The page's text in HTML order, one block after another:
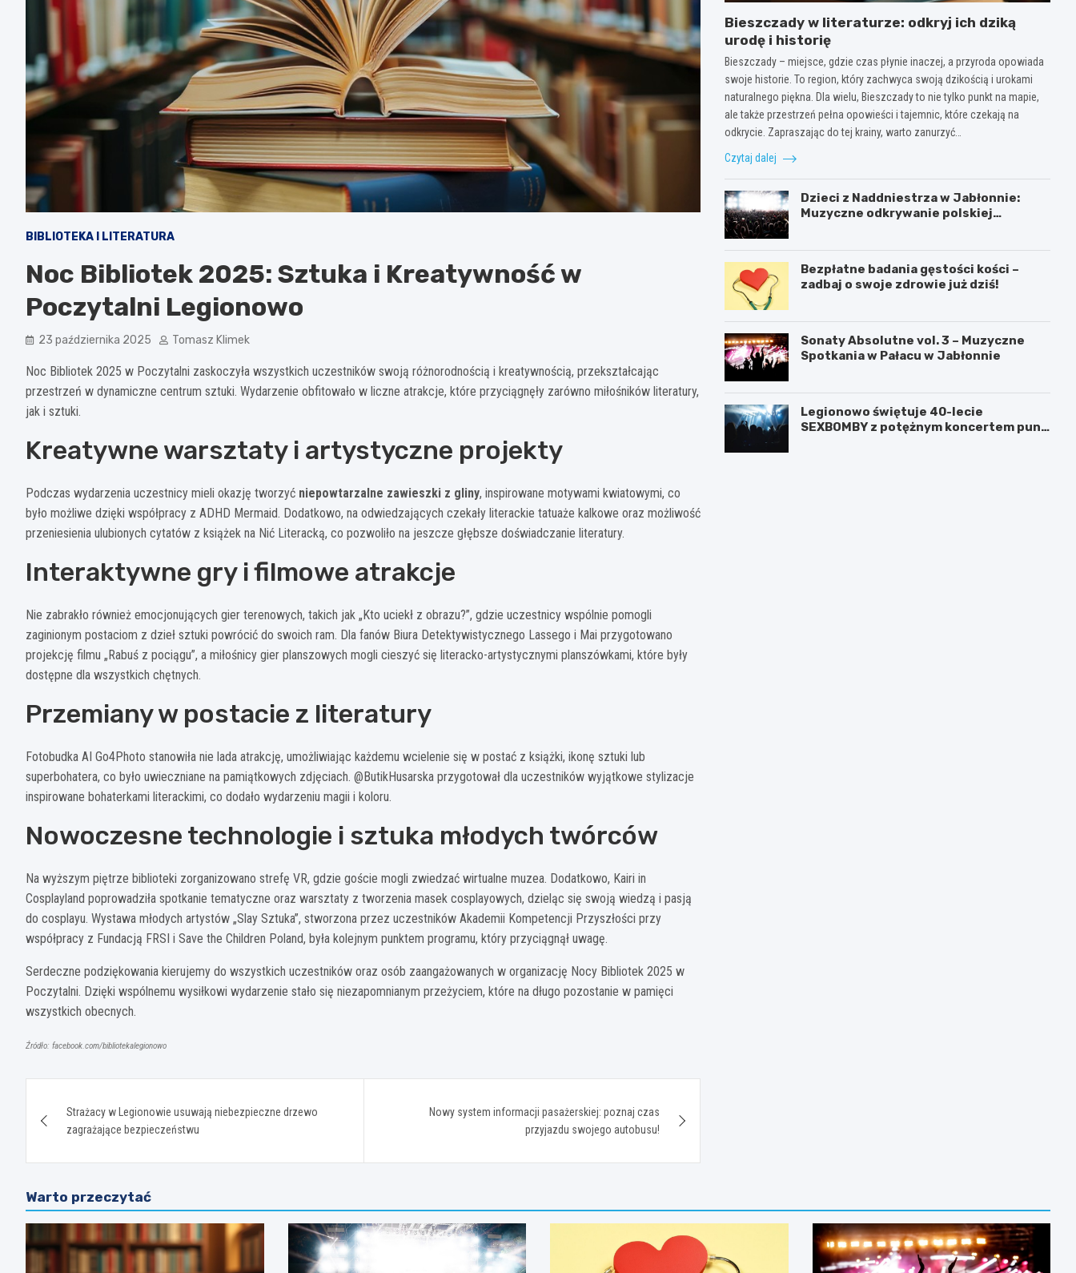
BIBLIOTEKA I LITERATURA
Noc Bibliotek 2025: Sztuka i Kreatywność w
Poczytalni Legionowo
23 października 2025 Tomasz Klimek
Noc Bibliotek 2025 w Poczytalni zaskoczyła wszystkich uczestników swoją różnorodnością i kreatywnością, przekształcając
przestrzeń w dynamiczne centrum sztuki. Wydarzenie obfitowało w liczne atrakcje, które przyciągnęły zarówno miłośników literatury,
jak i sztuki.
Kreatywne warsztaty i artystyczne projekty
Podczas wydarzenia uczestnicy mieli okazję tworzyć niepowtarzalne zawieszki z gliny, inspirowane motywami kwiatowymi, co
było możliwe dzięki współpracy z ADHD Mermaid. Dodatkowo, na odwiedzających czekały literackie tatuaże kalkowe oraz możliwość
przeniesienia ulubionych cytatów z książek na Nić Literacką, co pozwoliło na jeszcze głębsze doświadczanie literatury.
Interaktywne gry i filmowe atrakcje
Nie zabrakło również emocjonujących gier terenowych, takich jak „Kto uciekł z obrazu?”, gdzie uczestnicy wspólnie pomogli
zaginionym postaciom z dzieł sztuki powrócić do swoich ram. Dla fanów Biura Detektywistycznego Lassego i Mai przygotowano
projekcję filmu „Rabuś z pociągu”, a miłośnicy gier planszowych mogli cieszyć się literacko-artystycznymi planszówkami, które były
dostępne dla wszystkich chętnych.
Przemiany w postacie z literatury
Fotobudka AI Go4Photo stanowiła nie lada atrakcję, umożliwiając każdemu wcielenie się w postać z książki, ikonę sztuki lub
superbohatera, co było uwieczniane na pamiątkowych zdjęciach. @ButikHusarska przygotował dla uczestników wyjątkowe stylizacje
inspirowane bohaterkami literackimi, co dodało wydarzeniu magii i koloru.
Nowoczesne technologie i sztuka młodych twórców
Na wyższym piętrze biblioteki zorganizowano strefę VR, gdzie goście mogli zwiedzać wirtualne muzea. Dodatkowo, Kairi in
Cosplayland poprowadziła spotkanie tematyczne oraz warsztaty z tworzenia masek cosplayowych, dzieląc się swoją wiedzą i pasją
do cosplayu. Wystawa młodych artystów „Slay Sztuka”, stworzona przez uczestników Akademii Kompetencji Przyszłości przy
współpracy z Fundacją FRSI i Save the Children Poland, była kolejnym punktem programu, który przyciągnął uwagę.
Serdeczne podziękowania kierujemy do wszystkich uczestników oraz osób zaangażowanych w organizację Nocy Bibliotek 2025 w
Poczytalni. Dzięki wspólnemu wysiłkowi wydarzenie stało się niezapomnianym przeżyciem, które na długo pozostanie w pamięci
wszystkich obecnych.
Źródło: facebook.com/bibliotekalegionowo
wpisu
Strażacy w Legionowie usuwają niebezpieczne drzewo
zagrażające bezpieczeństwu
Nowy system informacji pasażerskiej: poznaj czas
przyjazdu swojego autobusu!
Bieszczady w literaturze: odkryj ich dziką
urodę i historię
Bieszczady – miejsce, gdzie czas płynie inaczej, a przyroda opowiada
swoje historie. To region, który zachwyca swoją dzikością i urokami
naturalnego piękna. Dla wielu, Bieszczady to nie tylko punkt na mapie,
ale także przestrzeń pełna opowieści i tajemnic, które czekają na
odkrycie. Zapraszając do tej krainy, warto zanurzyć…
Czytaj dalej
Dzieci z Naddniestrza w Jabłonnie:
Muzyczne odkrywanie polskiej
Bezpłatne badania gęstości kości –
zadbaj o swoje zdrowie już dziś!
Sonaty Absolutne vol. 3 – Muzyczne
Spotkania w Pałacu w Jabłonnie
Legionowo świętuje 40-lecie
SEXBOMBY z potężnym koncertem punk
Warto przeczytać